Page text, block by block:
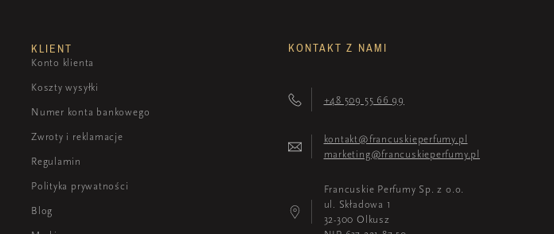
KLIENT
Konto klienta
Koszty wysyłki
Numer konta bankowego
Zwroty i reklamacje
Regulamin
Polityka prywatności
Blog
KONTAKT Z NAMI
+48 509 55 66 99
kontakt@francuskieperfumy.pl
marketing@francuskieperfumy.pl
Francuskie Perfumy Sp. z o.o.
ul. Składowa 1
32-300 Olkusz